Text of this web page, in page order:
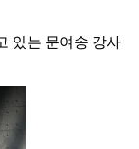
있는 문여송 강사